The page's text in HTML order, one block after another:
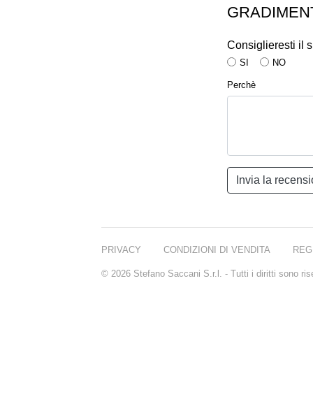
Consiglieresti il
SI NO
Perchè
PRIVACY CONDIZIONI DI VENDITA
© 2026 Stefano Saccani S.r.l. - Tutti i diritti sono